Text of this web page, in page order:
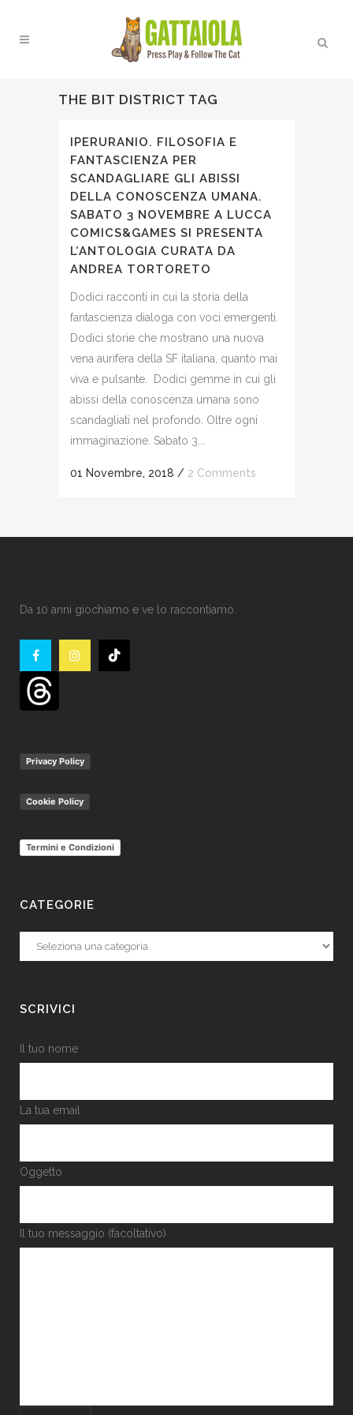
THE BIT DISTRICT TAG
IPERURANIO. FILOSOFIA E
FANTASCIENZA PER
SCANDAGLIARE GLI ABISSI
DELLA CONOSCENZA UMANA.
SABATO 3 NOVEMBRE A LUCCA
COMICS&GAMES SI PRESENTA
L’ANTOLOGIA CURATA DA
ANDREA TORTORETO
Dodici racconti in cui la storia della
fantascienza dialoga con voci emergenti.
Dodici storie che mostrano una nuova
vena aurifera della SF italiana, quanto mai
viva e pulsante. Dodici gemme in cui gli
abissi della conoscenza umana sono
scandagliati nel profondo. Oltre ogni
immaginazione. Sabato 3...
01 Novembre, 2018 / 2 Comments
Da 10 anni giochiamo e ve lo raccontiamo.
Privacy Policy
Cookie Policy
Termini e Condizioni
CATEGORIE
Categorie
SCRIVICI
Il tuo nome
La tua email
Oggetto
Il tuo messaggio (facoltativo)